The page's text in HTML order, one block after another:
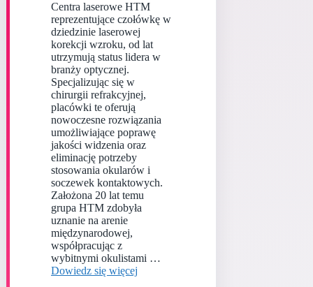
Centra laserowe HTM
reprezentujące czołówkę w
dziedzinie laserowej
korekcji wzroku, od lat
utrzymują status lidera w
branży optycznej.
Specjalizując się w
chirurgii refrakcyjnej,
placówki te oferują
nowoczesne rozwiązania
umożliwiające poprawę
jakości widzenia oraz
eliminację potrzeby
stosowania okularów i
soczewek kontaktowych.
Założona 20 lat temu
grupa HTM zdobyła
uznanie na arenie
międzynarodowej,
współpracując z
wybitnymi okulistami …
Dowiedz się więcej